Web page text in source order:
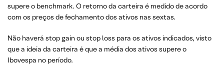
supere o benchmark. O retorno da carteira é medido de acordo
com os preços de fechamento dos ativos nas sextas.
Não haverá stop gain ou stop loss para os ativos indicados, visto
que a ideia da carteira é que a média dos ativos supere o
Ibovespa no período.